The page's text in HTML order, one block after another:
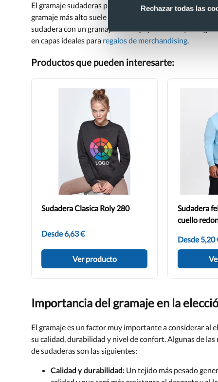
Rechazar todas las
El gramaje sudaderas puede varias según la función del
gramaje más alto suele indicar una tela más gruesa y
sudadera con un gramaje más bajo (entre 200 y 300 g/
en capas ideales para regalos de merchandising.
Productos que pueden interesarte:
Sudadera Clasica Roly 280
Desde 6,63 €
Ver producto
Sudadera
cuello
Desde 5,20
Importancia del gramaje en la
El gramaje es un factor muy importante a considerar al
su calidad, durabilidad y nivel de confort. Algunas de
de sudaderas son las siguientes:
Calidad y durabilidad: Un tejido más pesado